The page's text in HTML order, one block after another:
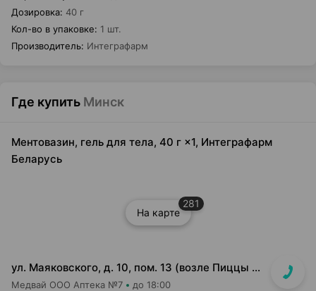
Дозировка: 40 г
Кол-во в упаковке: 1 шт.
Производитель: Интеграфарм
Где купить Минск
Ментовазин, гель для тела, 40 г ×1, Интеграфарм
Беларусь
На карте
281
ул. Маяковского, д. 10, пом. 13 (возле Пиццы Мании)
Медвай ООО Аптека №7 до 18:00